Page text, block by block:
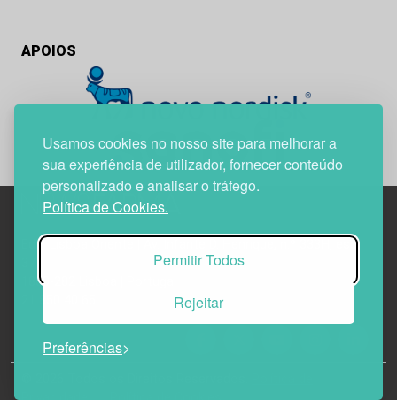
Usamos cookies no nosso site para melhorar a
sua experiência de utilizador, fornecer conteúdo
personalizado e analisar o tráfego.
Política de Cookies.
Permitir Todos
Rejeitar
Preferências
APOIOS
Edif. Lisboa Oriente | Av. Infante D. Henrique, n.º 333H, esc.
1800-282 Lisboa | Portugal